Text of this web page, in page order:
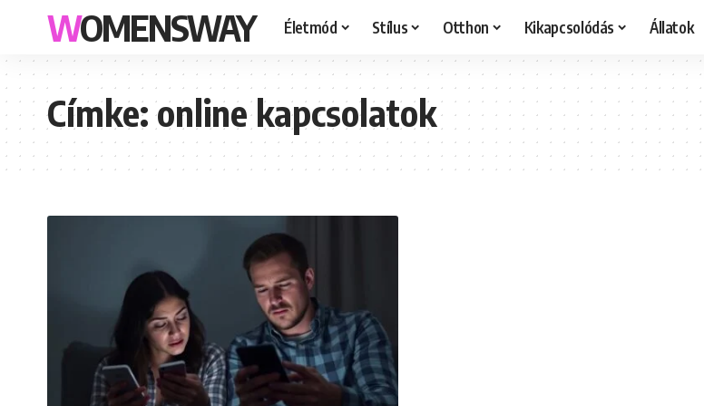
WOMENSWAY Életmód Stílus Otthon Kikapcsolódás Állatok
Címke:online kapcsolatok